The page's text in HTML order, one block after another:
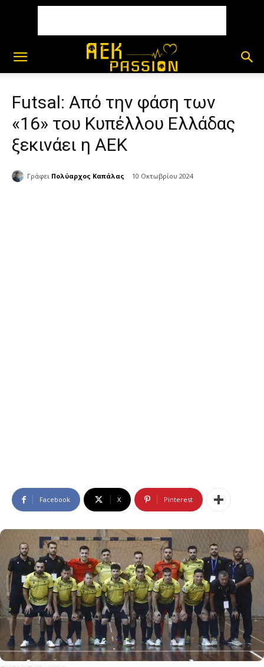
Futsal: Από την φάση των
«16» του Κυπέλλου Ελλάδας
ξεκινάει η ΑΕΚ
Γράφει Πολύαρχος Καπάλας 10 Οκτωβρίου 2024
Facebook X Pinterest